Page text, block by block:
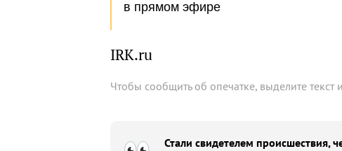
в прямом эфире
IRK.ru
Чтобы сообщить об опечатке, выделите текст
Стали свидетелем происшествия,